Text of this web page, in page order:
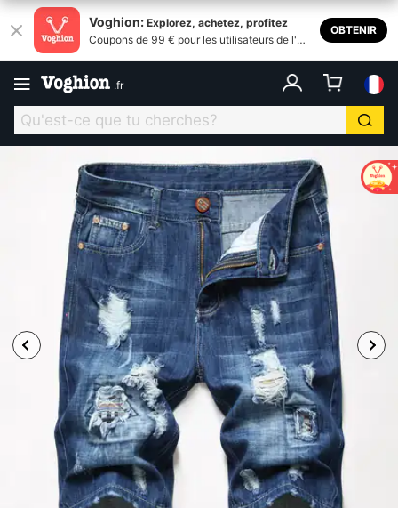
Voghion: Explorez, achetez, profitez
Coupons de 99 € pour les utilisateurs de l'ap
OBTENIR
.fr